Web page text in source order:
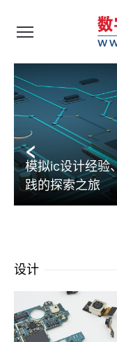
数
模拟ic设计经验
践的探索之旅
设计